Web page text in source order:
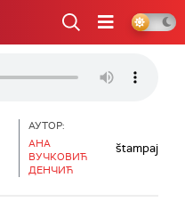
АУТОР:
АНА
ВУЧКОВИЋ
ДЕНЧИЋ
štampaj